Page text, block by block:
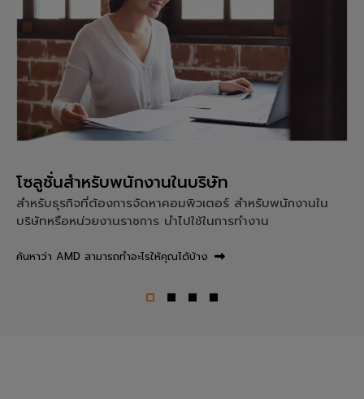
โซลูชั่นสำหรับพนักงานในบริษัท
สำหรับธุรกิจที่ต้องการจัดหาคอมพิวเตอร์ สำหรับพนักงานใน
บริษัทหรือหน่วยงานราชการ นำไปใช้ในการทำงาน
ค้นหาว่า AMD สามารถทำอะไรให้คุณได้บ้าง